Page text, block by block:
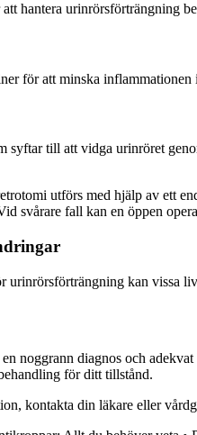
hantera urinrörsförträngning
för att minska
syftar till att vidga urinröret
utförs med hjälp av ett
svårare fall kan en öppen
urinrörsförträngning kan vissa
noggrann diagnos och
för ditt tillstånd.
kontakta din läkare eller